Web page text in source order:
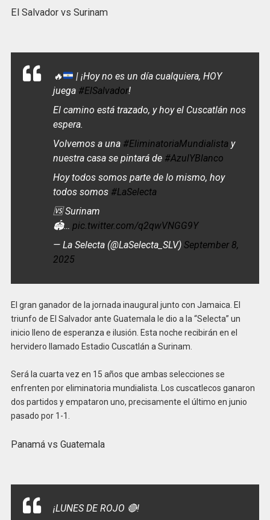
El Salvador vs Surinam
🔥
| ¡Hoy no es un día cualquiera, HOY
juega #ElSalvador!
El camino está trazado, y hoy el Cuscatlán nos
espera.
Volvemos a una #EliminatoriaMundialistay
nuestra casa se pintará de #AzulYBlanco
Hoy todos somos parte de lo mismo, hoy
todos somos #LaSelecta
🆚 Surinam
🏟️… pic.twitter.com/q2qwVNGG9Y
— La Selecta (@LaSelecta_SLV) September 8,
2025
El gran ganador de la jornada inaugural junto con Jamaica. El
triunfo de El Salvador ante Guatemala le dio a la “Selecta” un
inicio lleno de esperanza e ilusión. Esta noche recibirán en el
hervidero llamado Estadio Cuscatlán a Surinam.
Será la cuarta vez en 15 años que ambas selecciones se
enfrenten por eliminatoria mundialista. Los cuscatlecos ganaron
dos partidos y empataron uno, precisamente el último en junio
pasado por 1-1.
Panamá vs Guatemala
¡LUNES DE ROJO 🔴!